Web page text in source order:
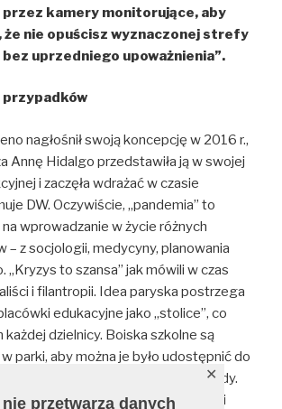
przetwarza danych
✕
przez kamery monitorujące, aby
że nie opuścisz wyznaczonej strefy
uprzedniego upoważnienia”.
nagłośnił swoją koncepcję w 2016 r.,
Annę Hidalgo przedstawiła ją w swojej
i zaczęła wdrażać w czasie
DW. Oczywiście, „pandemia” to
wprowadzanie w życie różnych
– z socjologii, medycyny, planowania
„Kryzys to szansa” jak mówili w czas
i filantropii. Idea paryska postrzega
edukacyjne jako „stolice”, co
każdej dzielnicy. Boiska szkolne są
parki, aby można je było udostępnić do
po zajęciach i w weekendy.
Bowiem włodarze stolicy Francji